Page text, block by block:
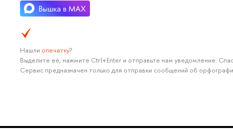
Нашли опечатку?
Выделите её, нажмите Ctrl+Enter и отправьте нам уведомление.
Сервис предназначен только для отправки сообщений об